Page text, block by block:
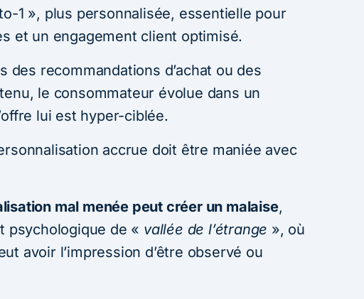
1 », plus personnalisée, essentielle pour
et un engagement client optimisé.
des recommandations d’achat ou des
le consommateur évolue dans un
lui est hyper-ciblée.
accrue doit être maniée avec
mal menée peut créer un malaise,
psychologique de « vallée de l’étrange », où
avoir l’impression d’être observé ou